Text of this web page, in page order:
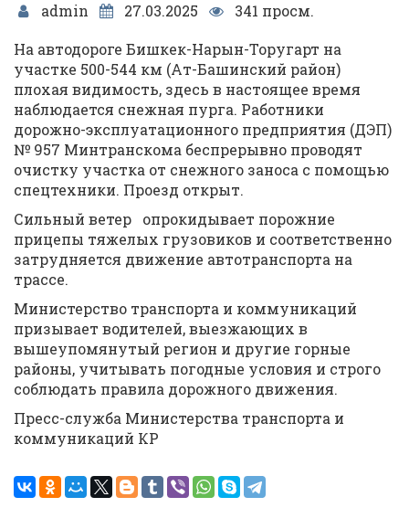
admin 27.03.2025
341 просм.
На автодороге Бишкек-Нарын-Торугарт на
участке 500-544 км (Ат-Башинский район)
плохая видимость, здесь в настоящее время
наблюдается снежная пурга. Работники
дорожно-эксплуатационного предприятия (ДЭП)
№ 957 Минтранскома беспрерывно проводят
очистку участка от снежного заноса с помощью
спецтехники. Проезд открыт.
Сильный ветер опрокидывает порожние
прицепы тяжелых грузовиков и соответственно
затрудняется движение автотранспорта на
трассе.
Министерство транспорта и коммуникаций
призывает водителей, выезжающих в
вышеупомянутый регион и другие горные
районы, учитывать погодные условия и строго
соблюдать правила дорожного движения.
Пресс-служба Министерства транспорта и
коммуникаций КР